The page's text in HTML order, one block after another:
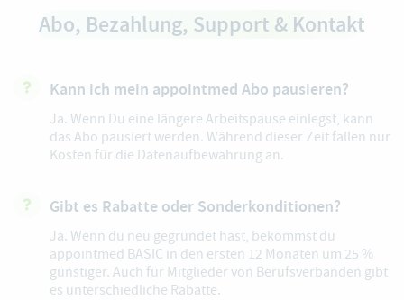
Abo, Bezahlung, Support & Kontakt
Kann ich mein appointmed Abo pausieren?
Ja. Wenn Du eine längere Arbeitspause einlegst, kann
das Abo pausiert werden. Während dieser Zeit fallen nur
Kosten für die Datenaufbewahrung an.
Gibt es Rabatte oder Sonderkonditionen?
Ja. Wenn du neu gegründet hast, bekommst du
appointmed BASIC in den ersten 12 Monaten um 25 %
günstiger. Auch für Mitglieder von Berufsverbänden gibt
es unterschiedliche Rabatte.